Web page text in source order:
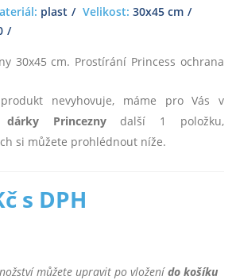
plast Velikost: 30x45 cm
30x45 cm. Prostírání Princess ochrana
nevyhovuje, máme pro Vás v
Princeznydalší 1 položku,
si můžete prohlédnout níže.
s DPH
můžete upravit po vloženído košíku